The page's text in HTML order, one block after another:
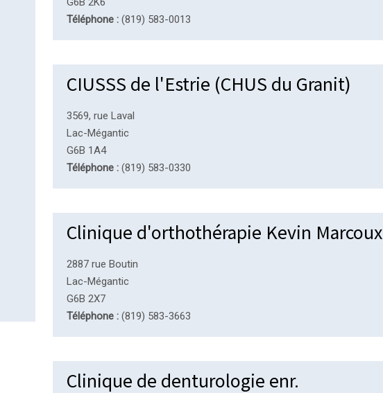
Téléphone : (819) 583-0013
CIUSSS de l'Estrie (CHUS du Granit)
3569, rue Laval
Lac-Mégantic
G6B 1A4
Téléphone : (819) 583-0330
Clinique d'orthothérapie Kevin Marcoux
2887 rue Boutin
Lac-Mégantic
G6B 2X7
Téléphone : (819) 583-3663
Clinique de denturologie enr.